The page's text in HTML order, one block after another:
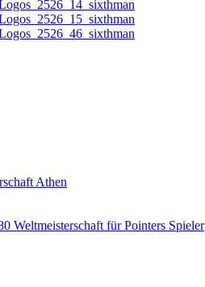
Athen
Weltmeisterschaft für Pointers Spieler